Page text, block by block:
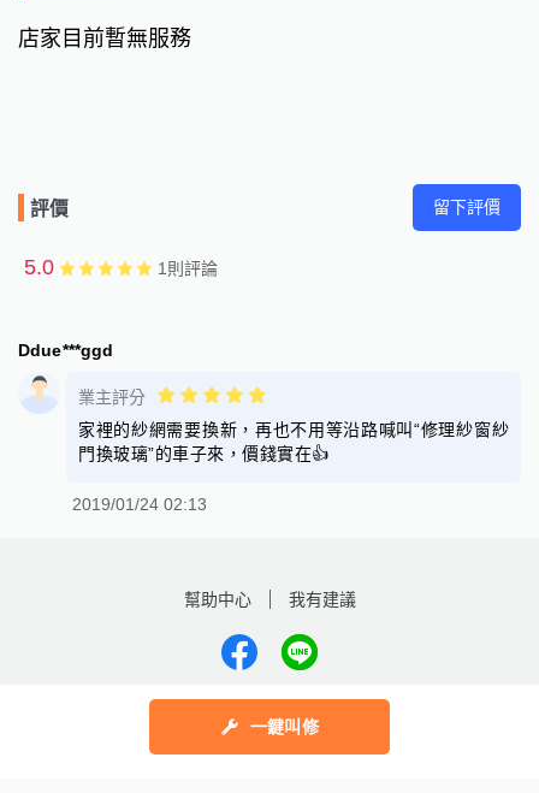
一鍵叫修
店家目前暫無服務
評價 留下評價
5.0 1 則評論
Ddue***ggd
業主評分
家裡的紗網需要換新，再也不用等沿路喊叫“修理紗窗紗
門換玻璃”的車子來，價錢實在👍
2019/01/24 02:13
幫助中心 我有建議
Copyright © 2025 by Addcn Technology Co., Ltd. All Rights reserved